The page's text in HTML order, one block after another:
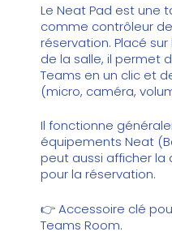
Le Neat Pad est une
comme contrôleur
réservation. Placé
de la salle, il permet
Teams en un clic et
(micro, caméra,
Il fonctionne
équipements Neat
peut aussi afficher la
pour la réservation.
👉 Accessoire clé
Teams Room.